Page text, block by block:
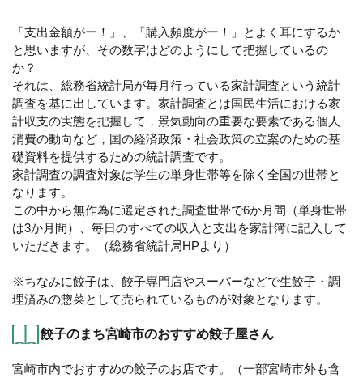
「支出金額がー！」、「購入頻度がー！」とよく耳にするか
と思いますが、その数字はどのようにして把握しているの
か？
それは、総務省統計局が毎月行っている家計調査という統計
調査を基に出しています。家計調査とは国民生活における家
計収支の実態を把握して，景気動向の重要な要素である個人
消費の動向など，国の経済政策・社会政策の立案のための基
礎資料を提供するための統計調査です。
家計調査の調査対象は学生の単身世帯等を除く全国の世帯と
なります。
この中から無作為に選定された調査世帯で6か月間（単身世帯
は3か月間）、毎日のすべての収入と支出を家計簿に記入して
いただきます。（総務省統計局HPより）
※ちなみに餃子は、餃子専門店やスーパーなどで生餃子・調
理済みの惣菜として売られているものが対象となります。
餃子のまち宮崎市のおすすめ餃子屋さん
宮崎市内でおすすめの餃子のお店です。（一部宮崎市外も含